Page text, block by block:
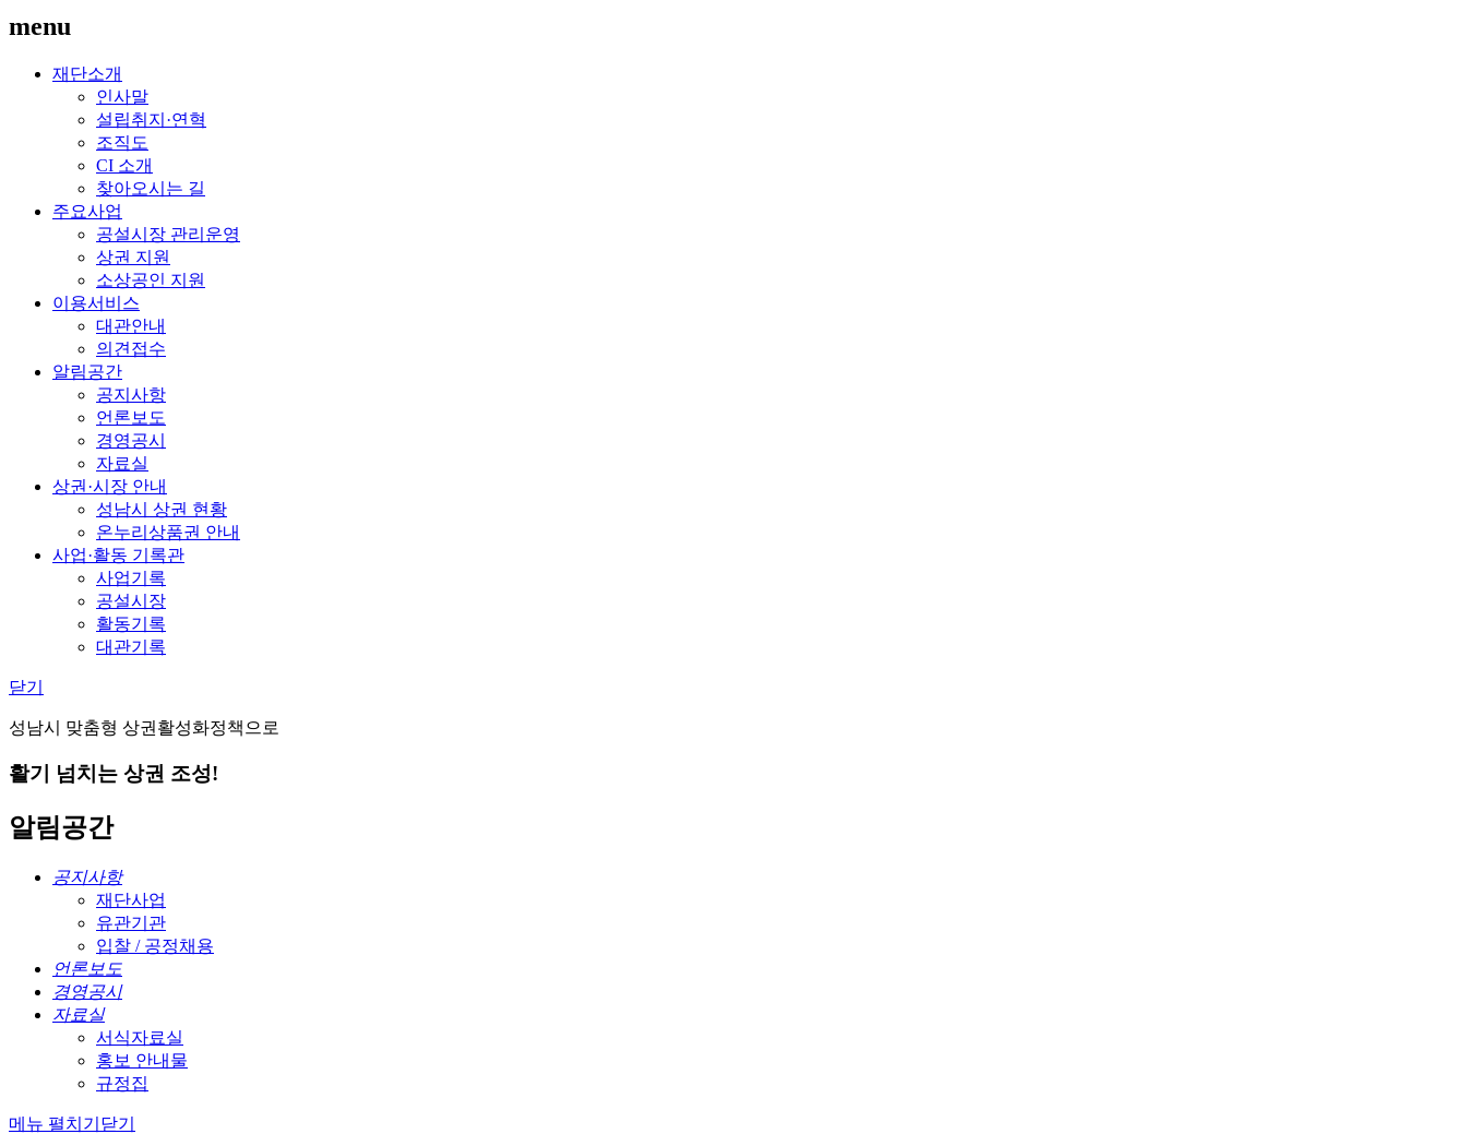
menu
재단소개
인사말
설립취지·연혁
조직도
CI 소개
찾아오시는 길
주요사업
공설시장 관리운영
상권 지원
소상공인 지원
이용서비스
대관안내
의견접수
알림공간
공지사항
언론보도
경영공시
자료실
상권·시장 안내
성남시 상권 현황
온누리상품권 안내
사업·활동 기록관
사업기록
공설시장
활동기록
대관기록
닫기
성남시 맞춤형 상권활성화정책으로
활기 넘치는 상권 조성!
알림공간
공지사항
재단사업
유관기관
입찰 / 공정채용
언론보도
경영공시
자료실
서식자료실
홍보 안내물
규정집
메뉴 펼치기 닫기